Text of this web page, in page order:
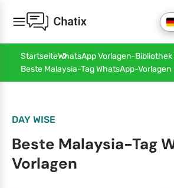
StartseiteWhatsApp Vorlagen-Bibliothek
Beste Malaysia-Tag WhatsApp-Vorlagen
DAY WISE
Beste Malaysia-Tag
Vorlagen